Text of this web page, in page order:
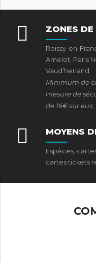
ZONES
Roissy-en-
Amelot, Paris
Vaud’herland.
Minimum de
mesure de
de 16€ sur
MOYENS
Espèces,
cartes tickets